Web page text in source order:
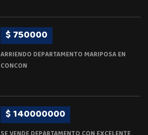
$ 750000
ARRIENDO DEPARTAMENTO MARIPOSA EN
CONCON
$ 140000000